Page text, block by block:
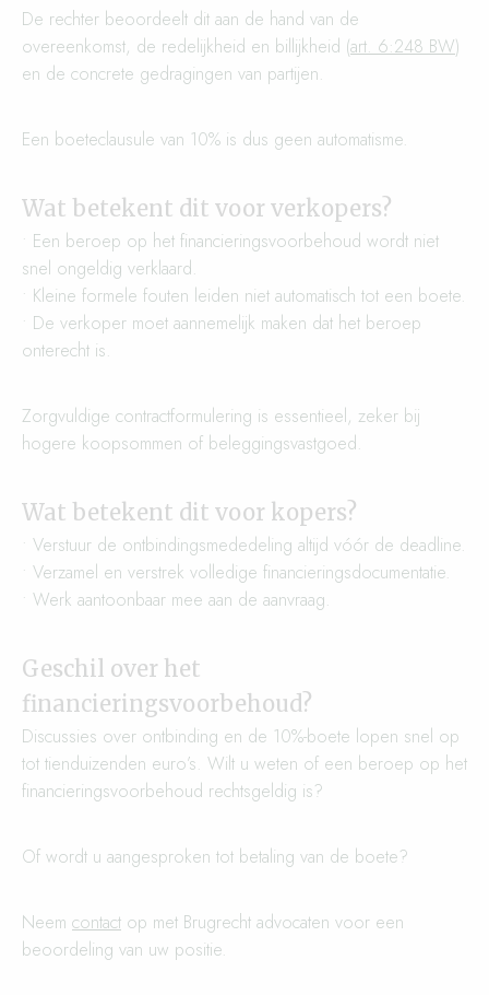
De rechter beoordeelt dit aan de hand van de
overeenkomst, de redelijkheid en billijkheid (art. 6:248 BW)
en de concrete gedragingen van partijen.
Een boeteclausule van 10% is dus geen automatisme.
Wat betekent dit voor verkopers?
• Een beroep op het financieringsvoorbehoud wordt niet
snel ongeldig verklaard.
• Kleine formele fouten leiden niet automatisch tot een boete.
• De verkoper moet aannemelijk maken dat het beroep
onterecht is.
Zorgvuldige contractformulering is essentieel, zeker bij
hogere koopsommen of beleggingsvastgoed.
Wat betekent dit voor kopers?
• Verstuur de ontbindingsmededeling altijd vóór de deadline.
• Verzamel en verstrek volledige financieringsdocumentatie.
• Werk aantoonbaar mee aan de aanvraag.
Geschil over het
financieringsvoorbehoud?
Discussies over ontbinding en de 10%-boete lopen snel op
tot tienduizenden euro’s. Wilt u weten of een beroep op het
financieringsvoorbehoud rechtsgeldig is?
Of wordt u aangesproken tot betaling van de boete?
Neem contact op met Brugrecht advocaten voor een
beoordeling van uw positie.